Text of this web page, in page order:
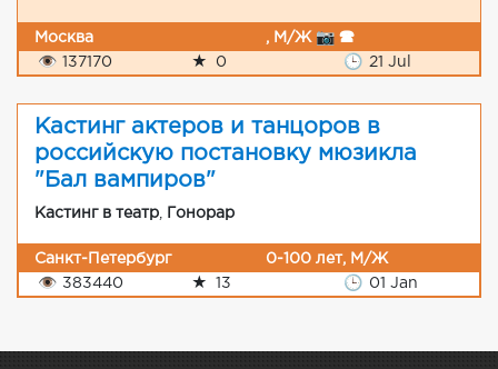
Москва
, М/Ж 📷 🕿
👁 137170 ★ 0 🕒 21 Jul
Кастинг актеров и танцоров в
российскую постановку мюзикла
"Бал вампиров"
Кастинг в театр Гонорар
Санкт-Петербург
0-100 лет, М/Ж
👁 383440 ★ 13 🕒 01 Jan